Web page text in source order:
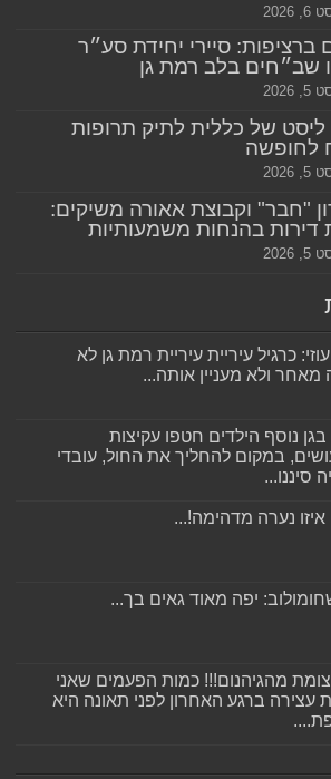
2026
ברציפות: סיירי יחידת סע״ר
שב״חים בלב רמת גן
2026
של כללית לתיק תרופות
לחופשה
2026
"חבר" וקבוצת אאורה משיקים:
דירות בהנחות משמעותיות
2026
כרגיל עיריית עיריית רמת גן לא
מאחר ולא מעניין אותה...
בגן נוסף הילדים חטפו עקיצות
במקום להחליך את החול, עובדי
סיננו...
איזו נערה מדהימה!...
יפה מאוד גאים בך...
צומת מהגיהנום!!! כמות הפעמים שאני
עצירה ברגע האחרון לפני תאונה היא